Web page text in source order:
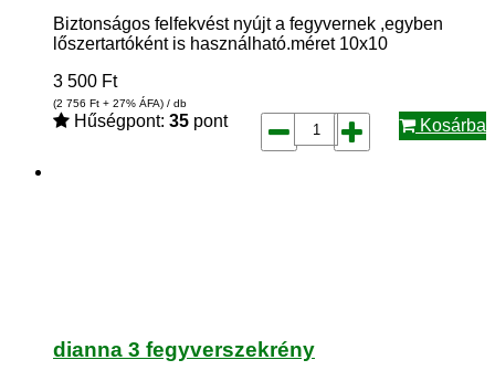
Biztonságos felfekvést nyújt a fegyvernek ,egyben
lőszertartóként is használható.méret 10x10
3 500 Ft
(2 756 Ft + 27% ÁFA) / db
Hűségpont: 35 pont Kosárba
dianna 3 fegyverszekrény